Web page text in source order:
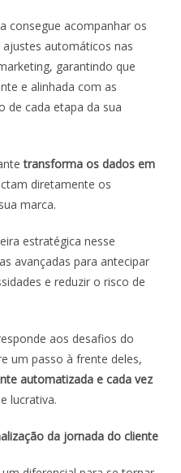
consegue acompanhar os
automáticos nas
garantindo que
e alinhada com as
de cada etapa da sua
transforma os dados em
diretamente os
marca.
estratégica nesse
avançadas para antecipar
e reduzir o risco de
aos desafios do
um passo à frente deles,
automatizada e cada vez
lucrativa.
da jornada do cliente